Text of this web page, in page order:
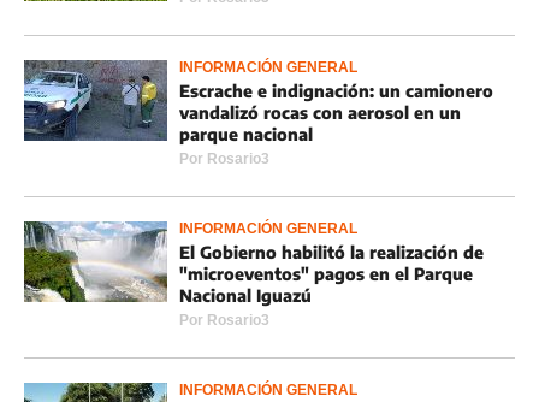
INFORMACIÓN GENERAL
Escrache e indignación: un camionero
vandalizó rocas con aerosol en un
parque nacional
Por Rosario3
INFORMACIÓN GENERAL
El Gobierno habilitó la realización de
"microeventos" pagos en el Parque
Nacional Iguazú
Por Rosario3
INFORMACIÓN GENERAL